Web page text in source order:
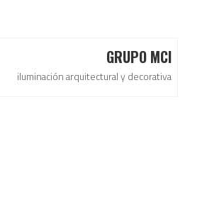
GRUPO MCI
iluminación arquitectural y decorativa